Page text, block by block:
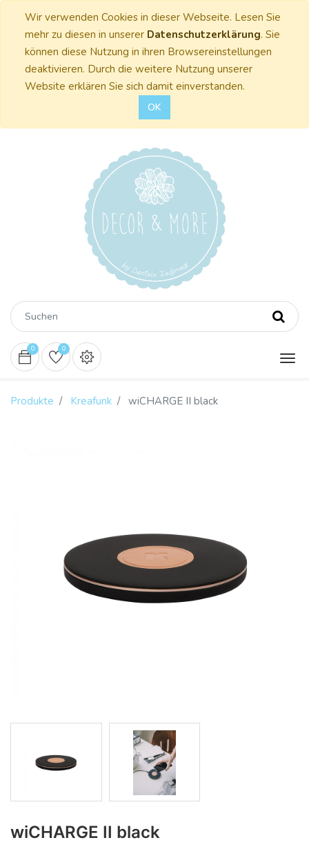
Wir verwenden Cookies in dieser Webseite. Lesen Sie
mehr zu diesen in unserer Datenschutzerklärung. Sie
können diese Nutzung in ihren Browsereinstellungen
deaktivieren. Durch die weitere Nutzung unserer
Website erklären Sie sich damit einverstanden.
OK
0 0
Produkte Kreafunk wiCHARGE II black
wiCHARGE II black